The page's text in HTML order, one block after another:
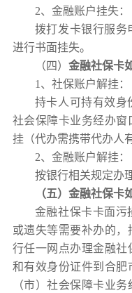
2、金融账户挂失：
拨打发卡银行服务
进行书面挂失。
（四） 金融社保卡
1、 社保账户解挂：
持卡人可持有效身
社会保障卡业务经办
挂（代办需携带代办人
2、金融账户解挂：
按银行相关规定办
（五） 金融社保卡
金融社保卡卡面污
或遗失等需要补办的
行任一网点办理金融
和有效身份证件到合肥
（市）社会保障卡业